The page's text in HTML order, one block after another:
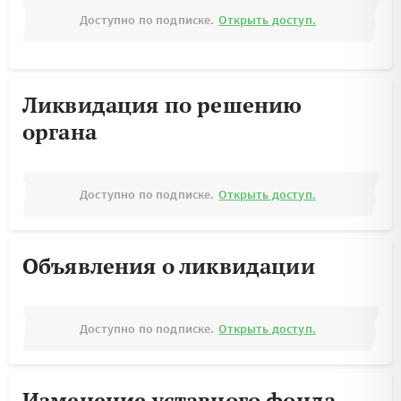
Доступно по подписке. Открыть доступ.
Ликвидация по решению
органа
Доступно по подписке. Открыть доступ.
Объявления о ликвидации
Доступно по подписке. Открыть доступ.